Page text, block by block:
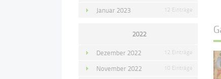
Januar 2023 12 Einträge
2022
Dezember 2022 12 Einträge
November 2022 10 Einträge